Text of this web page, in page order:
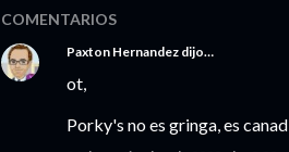
COMENTARIOS
Paxton Hernandez dijo…
ot,
Porky's no es gringa, es